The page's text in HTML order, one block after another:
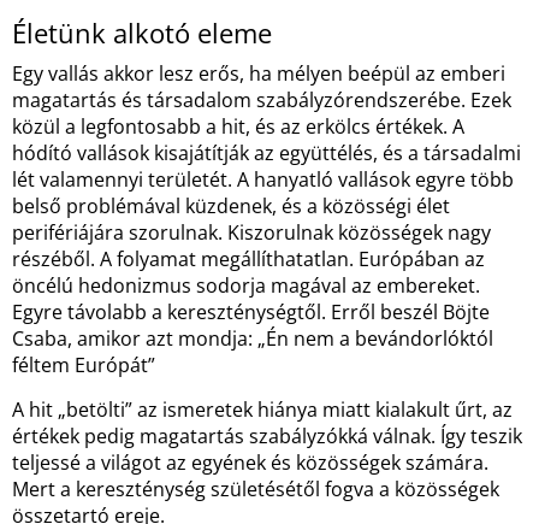
Életünk alkotó eleme
Egy vallás akkor lesz erős, ha mélyen beépül az emberi
magatartás és társadalom szabályzórendszerébe. Ezek
közül a legfontosabb a hit, és az erkölcs értékek. A
hódító vallások kisajátítják az együttélés, és a társadalmi
lét valamennyi területét. A hanyatló vallások egyre több
belső problémával küzdenek, és a közösségi élet
perifériájára szorulnak. Kiszorulnak közösségek nagy
részéből. A folyamat megállíthatatlan. Európában az
öncélú hedonizmus sodorja magával az embereket.
Egyre távolabb a kereszténységtől. Erről beszél Böjte
Csaba, amikor azt mondja: „Én nem a bevándorlóktól
féltem Európát”
A hit „betölti” az ismeretek hiánya miatt kialakult űrt, az
értékek pedig magatartás szabályzókká válnak. Így teszik
teljessé a világot az egyének és közösségek számára.
Mert a kereszténység születésétől fogva a közösségek
összetartó ereje.